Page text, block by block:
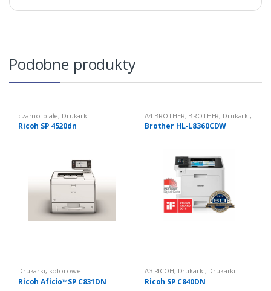
Podobne produkty
czarno-białe, Drukarki
Ricoh SP 4520dn
A4 BROTHER, BROTHER, Drukarki,
Drukarki kolorowe
Brother HL-L8360CDW
Drukarki, kolorowe
Ricoh Aficio™SP C831DN
A3 RICOH, Drukarki, Drukarki
kolorowe
Ricoh SP C840DN